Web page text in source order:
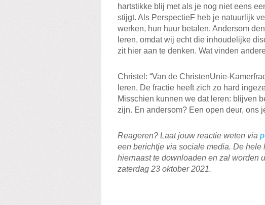
hartstikke blij met als je nog niet eens
stijgt. Als PerspectieF heb je natuurlijk
werken, hun huur betalen. Andersom
leren, omdat wij echt die inhoudelijke
zit hier aan te denken. Wat vinden
Christel: “Van de ChristenUnie-
leren. De fractie heeft zich zo hard
Misschien kunnen we dat leren: blijven
zijn. En andersom? Een open deur, ons
Reageren? Laat jouw reactie weten via
een berichtje via sociale media. De hele
hiernaast te downloaden en zal worden
zaterdag 23 oktober 2021.